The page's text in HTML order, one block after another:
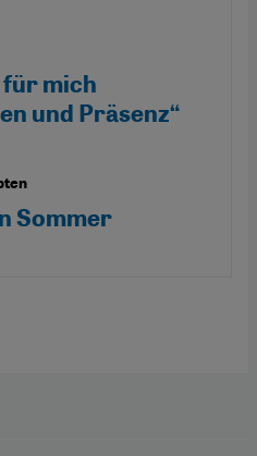
für mich
und Präsenz“
Sommer